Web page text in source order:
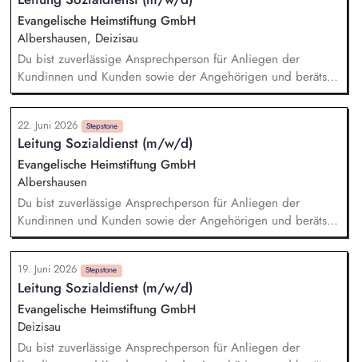
Evangelische Heimstiftung GmbH
Albershausen, Deizisau
Du bist zuverlässige Ansprechperson für Anliegen der
Kundinnen und Kunden sowie der Angehörigen und berätst
zu Angeboten und Unterstützungsmöglichkeiten in
verschiedenen Lebenssituationen. Du hilfst dabei, die
Belegungsziele zu erreichen und unterstützt neue Kundinnen
und Kunden bei der Integration in die Wohngruppe. Du
organisierst wohngruppenübergreifende Angebote und
Veranstaltungen, die die Lebensqualität und Teilhabe fördern.
Du arbeitest mit Dienstleistern und Partnern im Quartier
zusammen, um bei Bedarf Dienstleistungen zu organisieren
(Case Management) und die Vernetzung mit dem
Gemeinwesen zu fördern.
22. Juni 2026 Stepstone
Leitung Sozialdienst (m/w/d)
Evangelische Heimstiftung GmbH
Albershausen
Du bist zuverlässige Ansprechperson für Anliegen der
Kundinnen und Kunden sowie der Angehörigen und berätst
zu Angeboten und Unterstützungsmöglichkeiten in
verschiedenen Lebenssituationen. Du hilfst dabei, die
Belegungsziele zu erreichen und unterstützt neue Kundinnen
und Kunden bei der Integration in die Wohngruppe. Du
organisierst wohngruppenübergreifende Angebote und
Veranstaltungen, die die Lebensqualität und Teilhabe fördern.
Du arbeitest mit Dienstleistern und Partnern im Quartier
19. Juni 2026 Stepstone
Leitung Sozialdienst (m/w/d)
Evangelische Heimstiftung GmbH
Deizisau
Du bist zuverlässige Ansprechperson für Anliegen der